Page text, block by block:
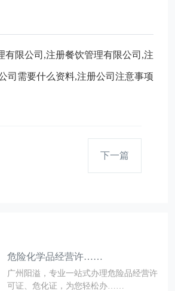
有限公司,注册餐饮管理有限公司,注
司需要什么资料,注册公司注意事项
下一篇
危险化学品经营许……
广州阳溢，专业一站式办理危险品经营许
可证、危化证，为您轻松办……